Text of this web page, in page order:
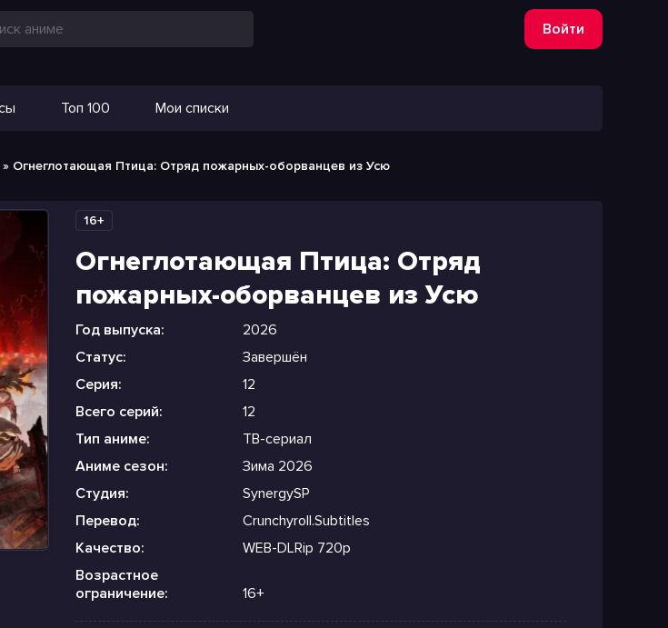
Войти
Топ 100 Мои списки
» Огнеглотающая Птица: Отряд пожарных-оборванцев из Усю
16+
Огнеглотающая Птица: Отряд
пожарных-оборванцев из Усю
Год выпуска:
2026
Статус:
Завершён
Серия:
12
Всего серий:
12
Тип аниме:
ТВ-сериал
Аниме сезон:
Зима 2026
Студия:
SynergySP
Перевод:
Crunchyroll.Subtitles
Качество:
WEB-DLRip 720p
Возрастное
ограничение:
16+